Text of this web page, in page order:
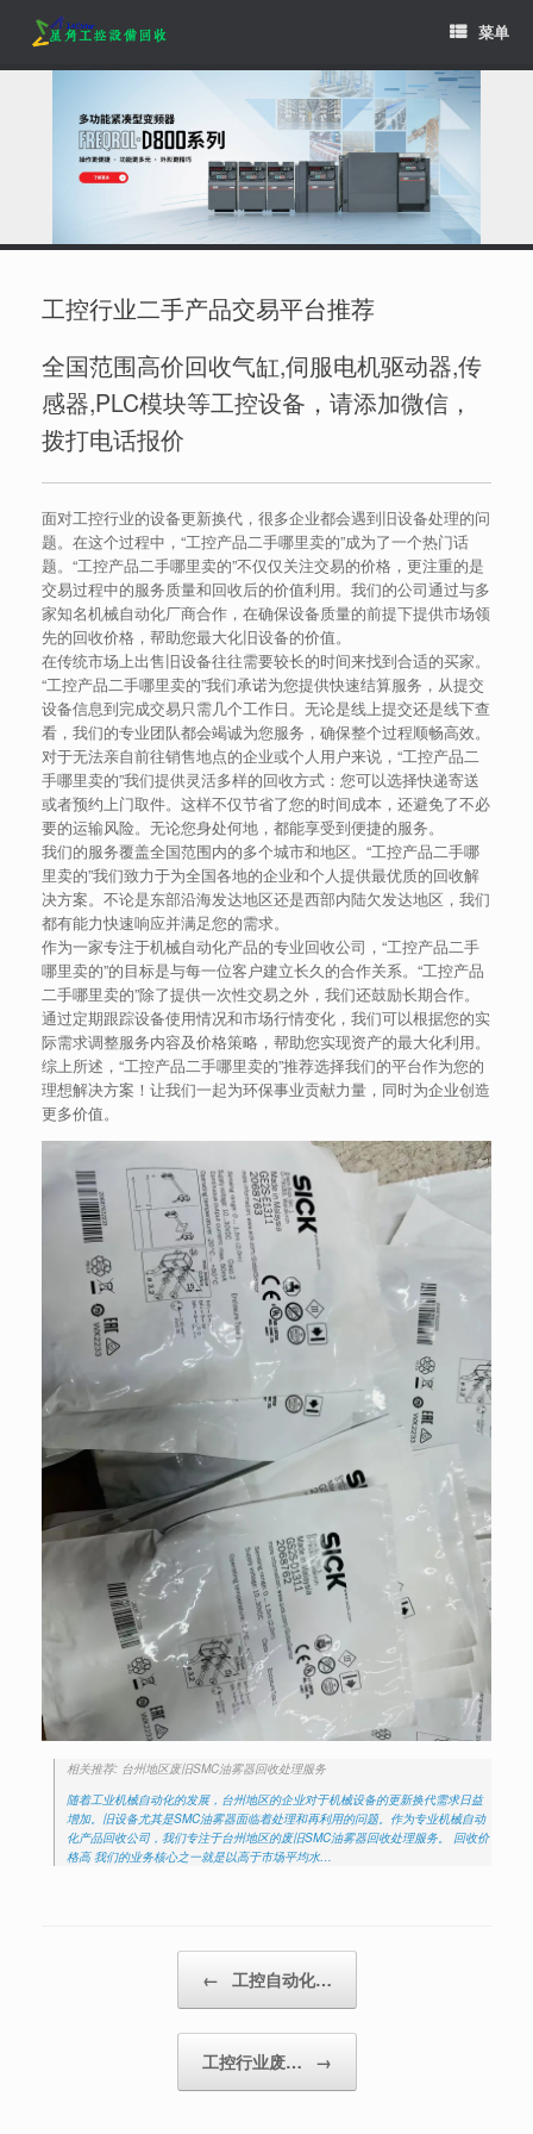
content
菜单
工控行业二手产品交易平台推荐
全国范围高价回收气缸,伺服电机驱动器,传
感器,PLC模块等工控设备，请添加微信，
拨打电话报价
面对工控行业的设备更新换代，很多企业都会遇到旧设备处理的问
题。在这个过程中，“工控产品二手哪里卖的”成为了一个热门话
题。“工控产品二手哪里卖的”不仅仅关注交易的价格，更注重的是
交易过程中的服务质量和回收后的价值利用。我们的公司通过与多
家知名机械自动化厂商合作，在确保设备质量的前提下提供市场领
先的回收价格，帮助您最大化旧设备的价值。
在传统市场上出售旧设备往往需要较长的时间来找到合适的买家。
“工控产品二手哪里卖的”我们承诺为您提供快速结算服务，从提交
设备信息到完成交易只需几个工作日。无论是线上提交还是线下查
看，我们的专业团队都会竭诚为您服务，确保整个过程顺畅高效。
对于无法亲自前往销售地点的企业或个人用户来说，“工控产品二
手哪里卖的”我们提供灵活多样的回收方式：您可以选择快递寄送
或者预约上门取件。这样不仅节省了您的时间成本，还避免了不必
要的运输风险。无论您身处何地，都能享受到便捷的服务。
我们的服务覆盖全国范围内的多个城市和地区。“工控产品二手哪
里卖的”我们致力于为全国各地的企业和个人提供最优质的回收解
决方案。不论是东部沿海发达地区还是西部内陆欠发达地区，我们
都有能力快速响应并满足您的需求。
作为一家专注于机械自动化产品的专业回收公司，“工控产品二手
哪里卖的”的目标是与每一位客户建立长久的合作关系。“工控产品
二手哪里卖的”除了提供一次性交易之外，我们还鼓励长期合作。
通过定期跟踪设备使用情况和市场行情变化，我们可以根据您的实
际需求调整服务内容及价格策略，帮助您实现资产的最大化利用。
综上所述，“工控产品二手哪里卖的”推荐选择我们的平台作为您的
理想解决方案！让我们一起为环保事业贡献力量，同时为企业创造
更多价值。
相关推荐: 台州地区废旧SMC油雾器回收处理服务
随着工业机械自动化的发展，台州地区的企业对于机械设备的更新换代需求日益
增加。旧设备尤其是SMC油雾器面临着处理和再利用的问题。作为专业机械自动
化产品回收公司，我们专注于台州地区的废旧SMC油雾器回收处理服务。 回收价
格高 我们的业务核心之一就是以高于市场平均水…
← 工控自动化…
工控行业废… →